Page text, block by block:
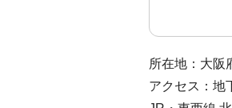
所在地：大阪
アクセス：地